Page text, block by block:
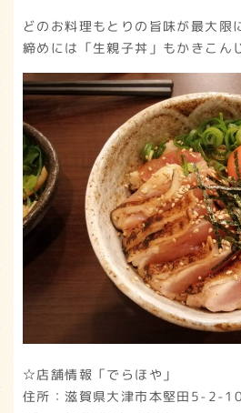
どのお料理もとりの旨味が最大限
締めには「生親子丼」もかきこん
☆店舗情報「でらほや」
住所：滋賀県大津市本堅田5-2-10